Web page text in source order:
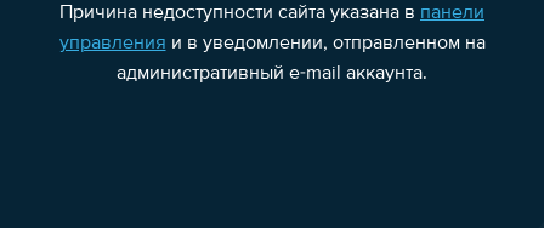
Причина недоступности сайта указана в панели
управления и в уведомлении, отправленном на
административный e-mail аккаунта.